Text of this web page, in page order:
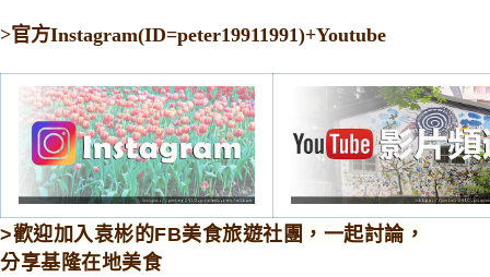
>官方Instagram(ID=peter19911991)+Youtube
>歡迎加入袁彬的FB美食旅遊社團，一起討論，
分享基隆在地美食